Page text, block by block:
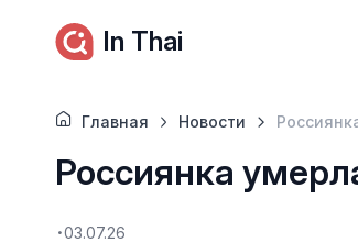
In Thai
Главная Новости
Россиянка
03.07.26